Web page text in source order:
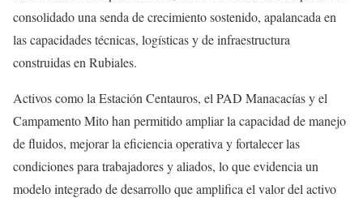
consolidado una senda de crecimiento sostenido, apalancada en
las capacidades técnicas, logísticas y de infraestructura
construidas en Rubiales.
Activos como la Estación Centauros, el PAD Manacacías y el
Campamento Mito han permitido ampliar la capacidad de manejo
de fluidos, mejorar la eficiencia operativa y fortalecer las
condiciones para trabajadores y aliados, lo que evidencia un
modelo integrado de desarrollo que amplifica el valor del activo